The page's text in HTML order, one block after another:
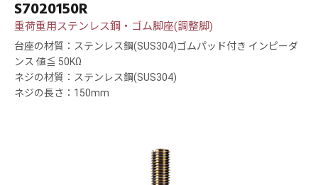
S7020150R
重荷重用ステンレス鋼・ゴム脚座(調整脚)
台座の材質：ステンレス鋼(SUS304)ゴムパッド付き インピーダ
ンス 値≦ 50KΩ
ネジの材質：ステンレス鋼(SUS304)
ネジの長さ：150mm